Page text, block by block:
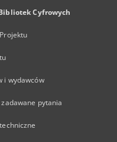
Cyfrowych
i wydawców
pytania